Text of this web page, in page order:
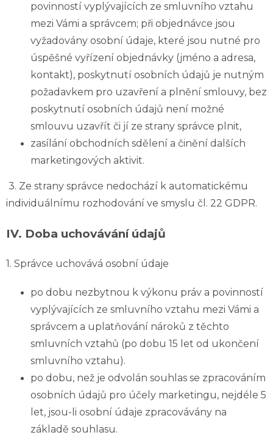
povinností vyplývajících ze smluvního vztahu
mezi Vámi a správcem; při objednávce jsou
vyžadovány osobní údaje, které jsou nutné pro
úspěšné vyřízení objednávky (jméno a adresa,
kontakt), poskytnutí osobních údajů je nutným
požadavkem pro uzavření a plnění smlouvy, bez
poskytnutí osobních údajů není možné
smlouvu uzavřít či jí ze strany správce plnit,
zasílání obchodních sdělení a činění dalších
marketingových aktivit.
3. Ze strany správce nedochází k automatickému
individuálnímu rozhodování ve smyslu čl. 22 GDPR.
IV. Doba uchovávání údajů
1. Správce uchovává osobní údaje
po dobu nezbytnou k výkonu práv a povinností
vyplývajících ze smluvního vztahu mezi Vámi a
správcem a uplatňování nároků z těchto
smluvních vztahů (po dobu 15 let od ukončení
smluvního vztahu).
po dobu, než je odvolán souhlas se zpracováním
osobních údajů pro účely marketingu, nejdéle 5
let, jsou-li osobní údaje zpracovávány na
základě souhlasu.